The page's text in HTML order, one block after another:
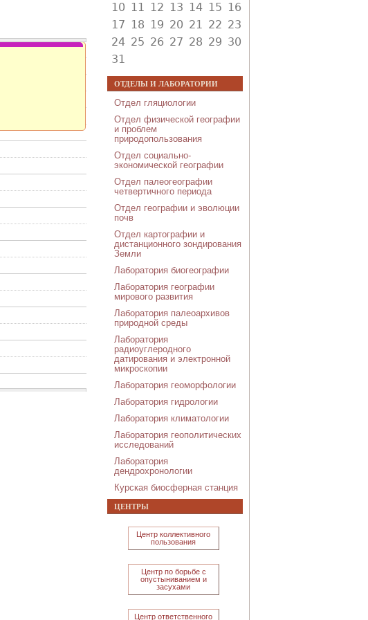
10 11 12 13 14 15 16
17 18 19 20 21 22 23
24 25 26 27 28 29 30
31
ОТДЕЛЫ И ЛАБОРАТОРИИ
Отдел гляциологии
Отдел физической географии
и проблем
природопользования
Отдел социально-
экономической географии
Отдел палеогеографии
четвертичного периода
Отдел географии и эволюции
почв
Отдел картографии и
дистанционного зондирования
Земли
Лаборатория биогеографии
Лаборатория географии
мирового развития
Лаборатория палеоархивов
природной среды
Лаборатория
радиоуглеродного
датирования и электронной
микроскопии
Лаборатория геоморфологии
Лаборатория гидрологии
Лаборатория климатологии
Лаборатория геополитических
исследований
Лаборатория
дендрохронологии
Курская биосферная станция
ЦЕНТРЫ
Центр коллективного
пользования
Центр по борьбе с
опустыниванием и
засухами
Центр ответственного